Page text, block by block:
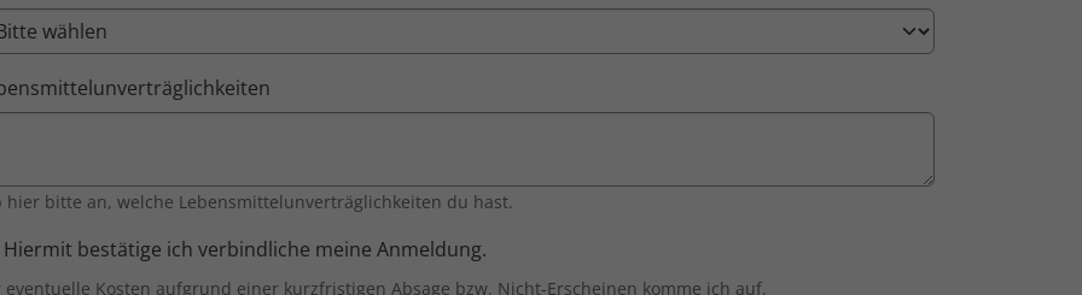
hier bitte an, welche Lebensmittelunverträglichkeiten du hast.
Anmeldung
Hiermit bestätige ich verbindliche meine Anmeldung.
eventuelle Kosten aufgrund einer kurzfristigen Absage bzw. Nicht-Erscheinen komme ich auf.